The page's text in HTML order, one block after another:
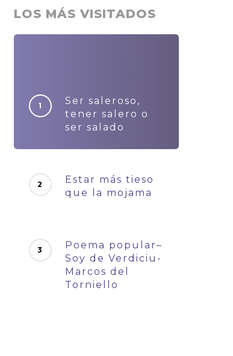
LOS MÁS VISITADOS
Ser saleroso,
tener salero o
ser salado
Estar más tieso
que la mojama
Poema popular–
Soy de Verdiciu-
Marcos del
Torniello